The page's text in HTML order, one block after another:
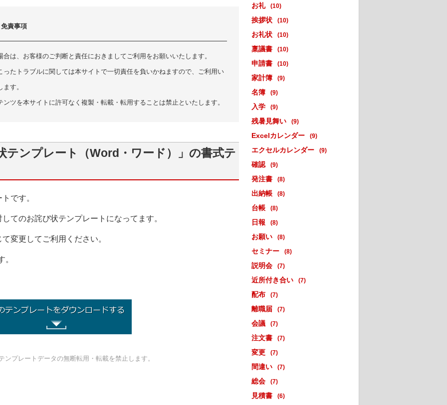
責事項
は、お客様のご判断と責任におきましてご利用をお願いいたします。
ったトラブルに関しては本サイトで一切責任を負いかねますので、ご利用い
す。
ツを本サイトに許可なく複製・転載・転用することは禁止といたします。
テンプレート（Word・ワード）」の書式テ
です。
てのお詫び状テンプレートになってます。
変更してご利用ください。
ンプレートデータの無断転用・転載を禁止します。
お礼 (10)
挨拶状 (10)
お礼状 (10)
稟議書 (10)
申請書 (10)
家計簿 (9)
名簿 (9)
入学 (9)
残暑見舞い (9)
Excelカレンダー (9)
エクセルカレンダー (9)
確認 (9)
発注書 (8)
出納帳 (8)
台帳 (8)
日報 (8)
お願い (8)
セミナー (8)
説明会 (7)
近所付き合い (7)
配布 (7)
離職届 (7)
会議 (7)
注文書 (7)
変更 (7)
間違い (7)
総会 (7)
見積書 (6)